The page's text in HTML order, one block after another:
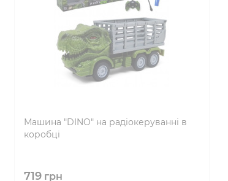
Машина "DINO" на радіокеруванні в
коробці
719грн